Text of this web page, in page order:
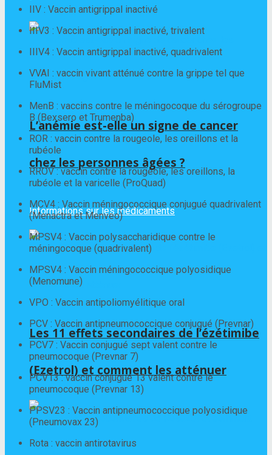
L’anémie est-elle un signe de cancer
chez les personnes âgées ?
Informations sur les médicaments
Les 11 effets secondaires de l’ézétimibe
(Ezetrol) et comment les atténuer
IIV : Vaccin antigrippal inactivé
IIIV3 : Vaccin antigrippal inactivé, trivalent
IIIV4 : Vaccin antigrippal inactivé, quadrivalent
VVAI : vaccin vivant atténué contre la grippe tel que
FluMist
MenB : vaccins contre le méningocoque du sérogroupe
B (Bexsero et Trumenba)
ROR : vaccin contre la rougeole, les oreillons et la
rubéole
RROV : vaccin contre la rougeole, les oreillons, la
rubéole et la varicelle (ProQuad)
MCV4 : Vaccin méningococcique conjugué quadrivalent
(Menactra et Menveo)
MPSV4 : Vaccin polysaccharidique contre le
méningocoque (quadrivalent)
MPSV4 : Vaccin méningococcique polyosidique
(Menomune)
VPO : Vaccin antipoliomyélitique oral
PCV : Vaccin antipneumococcique conjugué (Prevnar)
PCV7 : Vaccin conjugué sept valent contre le
pneumocoque (Prevnar 7)
PCV13 : vaccin conjugué 13 valent contre le
pneumocoque (Prevnar 13)
PPSV23 : Vaccin antipneumococcique polyosidique
(Pneumovax 23)
Rota : vaccin antirotavirus